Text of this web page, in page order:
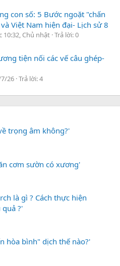
con số: 5 Bước ngoặt "chấn
Việt Nam hiện đại- Lịch sử 8
10:32, Chủ nhật Trả lời: 0
tiện nối các vế câu ghép-
26 Trả lời: 4
trọng âm không?'
cơm sườn có xương'
là gì ? Cách thực hiện
quả ?'
hòa bình" dịch thế nào?'